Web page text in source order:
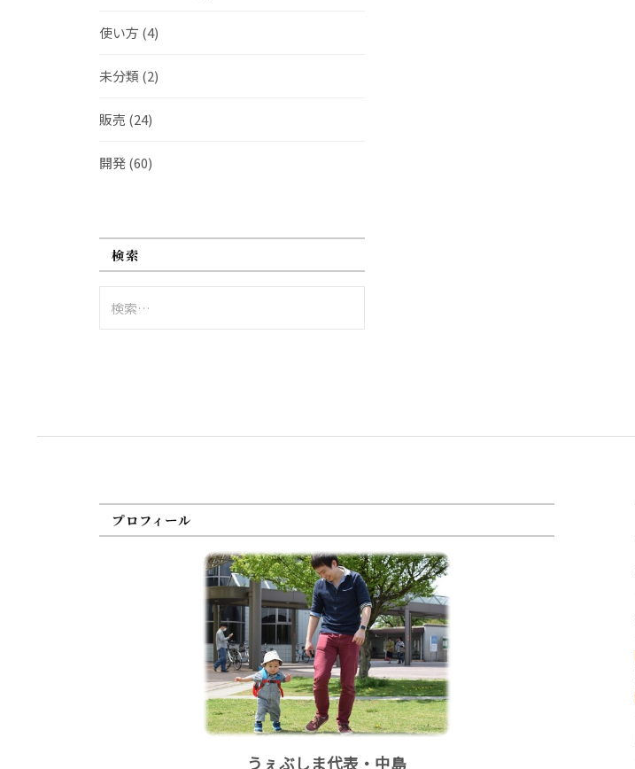
使い方 (4)
未分類 (2)
販売 (24)
開発(60)
検索
索:
プロフィール
うぇぶしま代表・中島